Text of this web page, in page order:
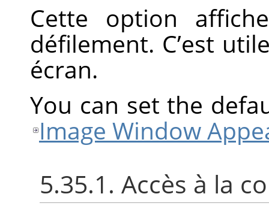
Cette option
défilement. C’est
écran.
You can set the
Image Window
5.35.1. Accès à la